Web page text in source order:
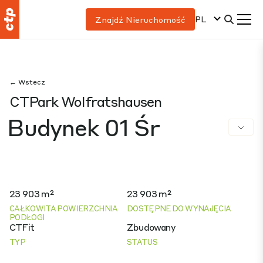
Znajdź Nieruchomość PL
← Wstecz
CTPark Wolfratshausen
Budynek 01 Śr
23 903 m²
CAŁKOWITA POWIERZCHNIA
PODŁOGI
23 903 m²
DOSTĘPNE DO WYNAJĘCIA
CTFit
TYP
Zbudowany
STATUS